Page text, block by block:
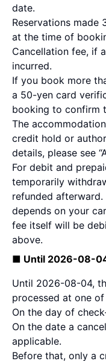
date.
Reservations made
at the time of
Cancellation fee, if
incurred.
If you book more
a 50-yen card
booking to confirm
The
credit hold or
details, please see
For debit and
temporarily
refunded
depends on your
fee itself will be
above.
■ Until 2026-08-
Until 2026-08-04,
processed at one
On the day of
On the date a
applicable.
Before that, only a